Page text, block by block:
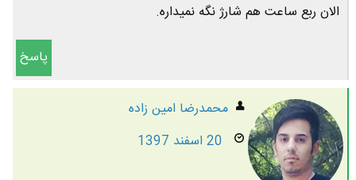
الان ربع ساعت هم شارژ نگه نمیداره.
پاسخ
محمدرضا امين زاده
20 اسفند 1397